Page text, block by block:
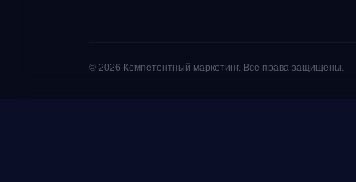
© 2026 Компетентный маркетинг. Все права защищены.